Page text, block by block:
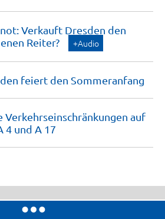
Verkauft Dresden den
Reiter? +Audio
feiert den Sommeranfang
Verkehrseinschränkungen auf
4 und A 17